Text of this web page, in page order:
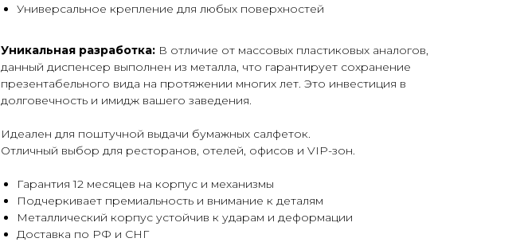
Универсальное крепление для любых поверхностей
Уникальная разработка: В отличие от массовых пластиковых аналогов,
данный диспенсер выполнен из металла, что гарантирует сохранение
презентабельного вида на протяжении многих лет. Это инвестиция в
долговечность и имидж вашего заведения.
Идеален для поштучной выдачи бумажных салфеток.
Отличный выбор для ресторанов, отелей, офисов и VIP-зон.
Гарантия 12 месяцев на корпус и механизмы
Подчеркивает премиальность и внимание к деталям
Металлический корпус устойчив к ударам и деформации
Доставка по РФ и СНГ